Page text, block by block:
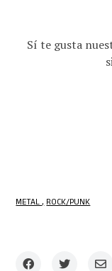
Sí te gusta
METAL ROCK/PUNK